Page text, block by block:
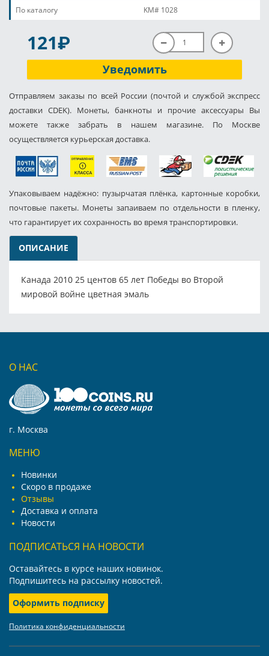
По каталогу
KM# 1028
121P
Уведомить
Отправляем заказы по всей России (почтой и службой экспресс
доставки CDEK). Монеты, банкноты и прочие аксессуары Вы
можете также забрать в нашем магазине. По Москве
осуществляется курьерская доставка.
Упаковываем надёжно: пузырчатая плёнка, картонные коробки,
почтовые пакеты. Монеты запаиваем по отдельности в пленку,
что гарантирует их сохранность во время транспортировки.
ОПИСАНИЕ
Канада 2010 25 центов 65 лет Победы во Второй
мировой войне цветная эмаль
О НАС
г. Москва
МЕНЮ
Новинки
Скоро в продаже
Отзывы
Доставка и оплата
Новости
ПОДПИСАТЬСЯ НА НОВОСТИ
Оставайтесь в курсе наших новинок.
Подпишитесь на рассылку новостей.
Оформить подписку
Политика конфиденциальности